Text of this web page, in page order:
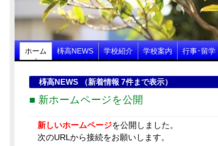
ホーム 梼高NEWS 学校紹介 学校案内 行事･留学
梼高NEWS （新着情報 7件まで表示）
■ 新ホームページを公開
新しいホームページを公開しました。
次のURLから接続をお願いします。